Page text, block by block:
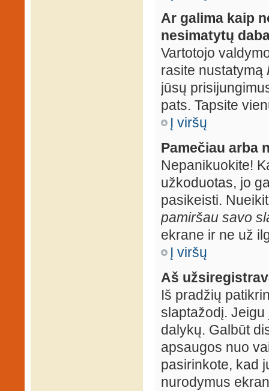
Ar galima kaip
nesimatytų
Vartotojo
rasite nustatymą
jūsų
pats. Tapsite
Į viršų
Pamečiau arba
Nepanikuokite!
užkoduotas, jo
pasikeisti.
pamiršau savo
ekrane ir ne už
Į viršų
Aš
Iš pradžių
slaptažodį.
dalykų. Galbūt
apsaugos nuo
pasirinkote, kad
nurodymus